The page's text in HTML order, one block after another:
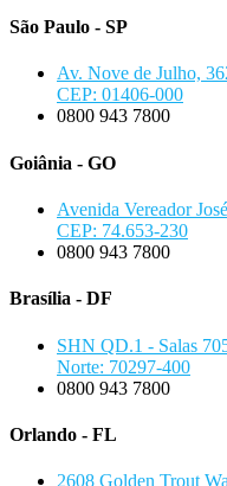
São Paulo - SP
Av. Nove de Julho,
CEP: 01406-000
0800 943 7800
Goiânia - GO
Avenida Vereador
CEP: 74.653-230
0800 943 7800
Brasília - DF
SHN QD.1 - Salas
Norte: 70297-400
0800 943 7800
Orlando - FL
2608 Golden Trout